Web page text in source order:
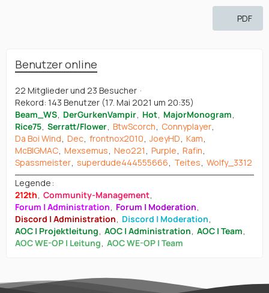
PDF
Benutzer online
22 Mitglieder und 23 Besucher
Rekord: 143 Benutzer (17. Mai 2021 um 20:35)
Beam_WS DerGurkenVampir Hot MajorMonogram
Rice75 Serratt/Flower BtwScorch
Connyplayer
Da Boi Wind Dec frontnox2010 JoeyHD Kam
McBIGMAC Mexsemus Neo221 Purple Rafin
Spassmeister superdude444555666 Teites Wolfy_3312
Legende
212th Community-Management
Forum | Administration
Forum | Moderation
Discord | Administration
Discord | Moderation
AOC | Projektleitung AOC | Administration AOC | Team
AOC WE-OP | Leitung AOC WE-OP | Team